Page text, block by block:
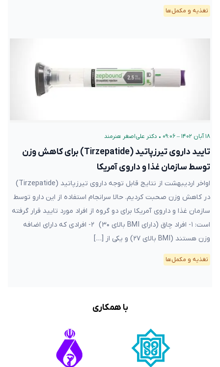
تغذیه و مکمل‌ها
۱۸ آبان ۱۴۰۲ – ۰۹:۰۶ • دکتر علی‌اصغر هنرمند
تایید داروی تیرزپاتید (Tirzepatide) برای کاهش وزن
توسط سازمان غذا و داروی آمریکا
اواخر اردیبهشت از نتایج قابل توجه داروی تیرزپاتید (Tirzepatide)
در کاهش وزن صحبت کردیم. حالا سرانجام استفاده از این دارو توسط
سازمان غذا و داروی آمریکا برای دو گروه از افراد مورد تایید قرار گرفته
است: ۱- افراد چاق (دارای BMI بالای ۳۰) ۲- افرادی که دارای اضافه
وزن هستند (BMI بالای ۲۷) و یکی از […]
تغذیه و مکمل‌ها
با همکاری